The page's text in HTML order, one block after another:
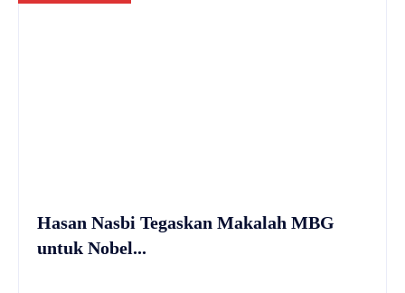
Hasan Nasbi Tegaskan Makalah MBG
untuk Nobel...